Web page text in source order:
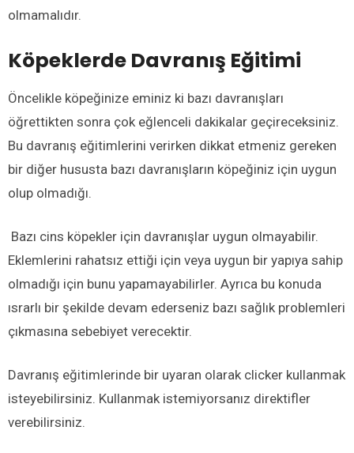
olmamalıdır.
Köpeklerde Davranış Eğitimi
Öncelikle köpeğinize eminiz ki bazı davranışları
öğrettikten sonra çok eğlenceli dakikalar geçireceksiniz.
Bu davranış eğitimlerini verirken dikkat etmeniz gereken
bir diğer hususta bazı davranışların köpeğiniz için uygun
olup olmadığı.
Bazı cins köpekler için davranışlar uygun olmayabilir.
Eklemlerini rahatsız ettiği için veya uygun bir yapıya sahip
olmadığı için bunu yapamayabilirler. Ayrıca bu konuda
ısrarlı bir şekilde devam ederseniz bazı sağlık problemleri
çıkmasına sebebiyet verecektir.
Davranış eğitimlerinde bir uyaran olarak clicker kullanmak
isteyebilirsiniz. Kullanmak istemiyorsanız direktifler
verebilirsiniz.